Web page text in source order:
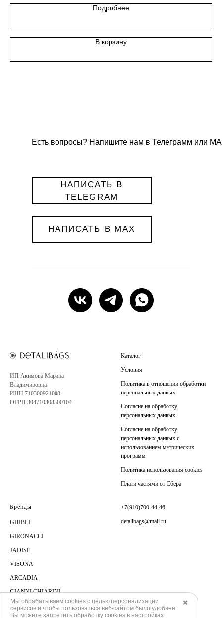
Подробнее
В корзину
Есть вопросы? Напишите нам в Телеграмм или
НАПИСАТЬ В MAX
НАПИСАТЬ В
TELEGRAM
ИП Акимова Марина
Владимировна
ИНН 710300921008
ОГРН 304710308300104
Каталог
Условия
Политика в отношении обработки
персональных данных
Согласие на обработку
персональных данных
Согласие на обработку
персональных данных с
использованием метрических
программ
Политика использования cookies
Плати частями от Сбера
Бренды
GHIBLI
GIRONACCI
JADISE
VISONA
ARCADIA
GIANNI CHIARINI
+7(910)700-44-46
detalibags@mail.ru
✖️
Мы обрабатываем cookies с целью персонализации
сервисов и чтобы пользоваться веб-сайтом было удобнее.
Вы можете запретить обработку сookies в настройках